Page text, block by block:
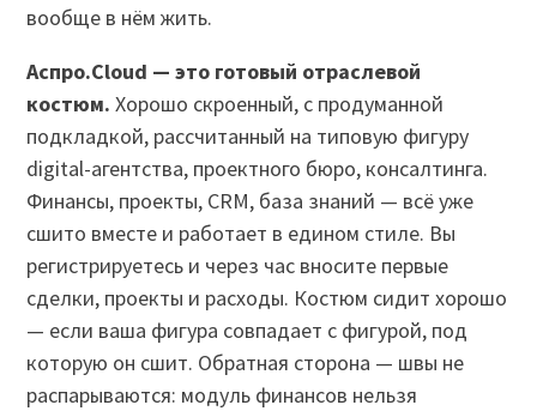
вообще в нём жить.
Аспро.Cloud — это готовый отраслевой
костюм. Хорошо скроенный, с продуманной
подкладкой, рассчитанный на типовую фигуру
digital-агентства, проектного бюро, консалтинга.
Финансы, проекты, CRM, база знаний — всё уже
сшито вместе и работает в едином стиле. Вы
регистрируетесь и через час вносите первые
сделки, проекты и расходы. Костюм сидит хорошо
— если ваша фигура совпадает с фигурой, под
которую он сшит. Обратная сторона — швы не
распарываются: модуль финансов нельзя